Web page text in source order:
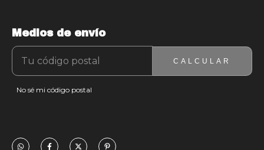
ENTREGAS PARA EL CP:
Medios de envío
CALCULAR
No sé mi código postal